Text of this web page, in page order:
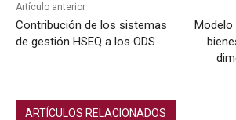
Artículo anterior
Contribución de los sistemas
de gestión HSEQ a los ODS
Modelo
ARTÍCULOS RELACIONADOS